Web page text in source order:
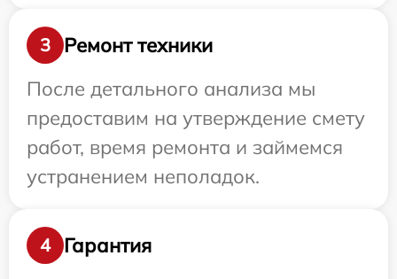
3
Ремонт техники
После детального анализа мы
предоставим на утверждение смету
работ, время ремонта и займемся
устранением неполадок.
4
Гарантия